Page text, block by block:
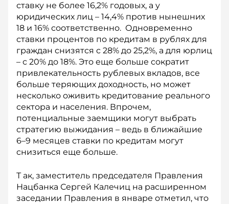
ставку не более 16,2% годовых, а у
юридических лиц – 14,4% против нынешних
18 и 16% соответственно. Од­новременно
ставки процентов по кредитам в рублях для
граждан снизятся с 28% до 25,2%, а для юрлиц
– с 20% до 18%. Это еще больше сократит
привлекательность рублевых вкладов, все
больше теряющих доходность, но может
несколько оживить кредитование реального
сектора и населения. Впрочем,
потенциальные заемщики могут выбрать
стратегию выжидания – ведь в ближайшие
6–9 месяцев ставки по кредитам могут
снизиться еще больше.
Т ак, заместитель председателя Пра­в­ления
Нацбанка Сергей Калечиц на расширенном
заседании Правления в январе отметил, что